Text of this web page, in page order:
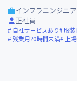
インフラエンジニア
正社員
自社サービスあり 服装
残業月20時間未満
上